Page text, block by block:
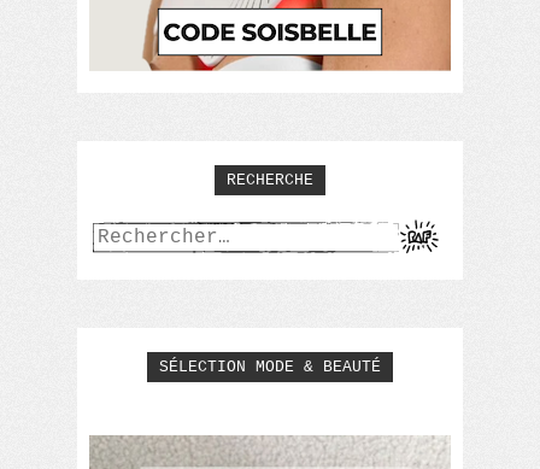
RECHERCHE
Rechercher :
SÉLECTION MODE & BEAUTÉ